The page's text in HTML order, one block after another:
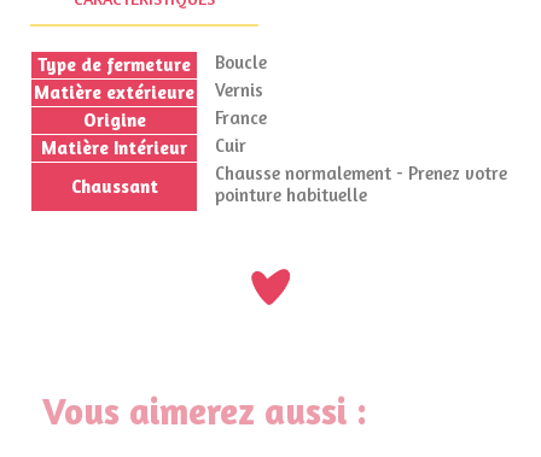
Type de fermeture
Boucle
Matière extérieure
Vernis
Origine
France
Matière Intérieur
Cuir
Chaussant
Chausse normalement - Prenez votre
pointure habituelle
Vous aimerez aussi :